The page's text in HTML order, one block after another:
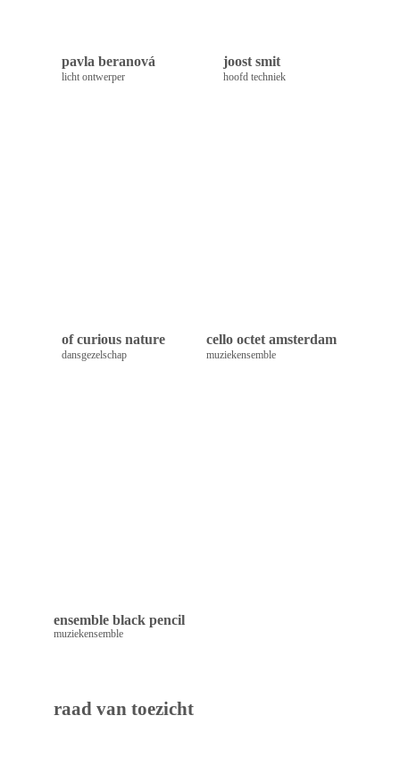
pavla beranová
licht ontwerper
joost smit
hoofd techniek
cello octet amsterdam
muziekensemble
ensemble black pencil
muziekensemble
of curious nature
dansgezelschap
raad van toezicht